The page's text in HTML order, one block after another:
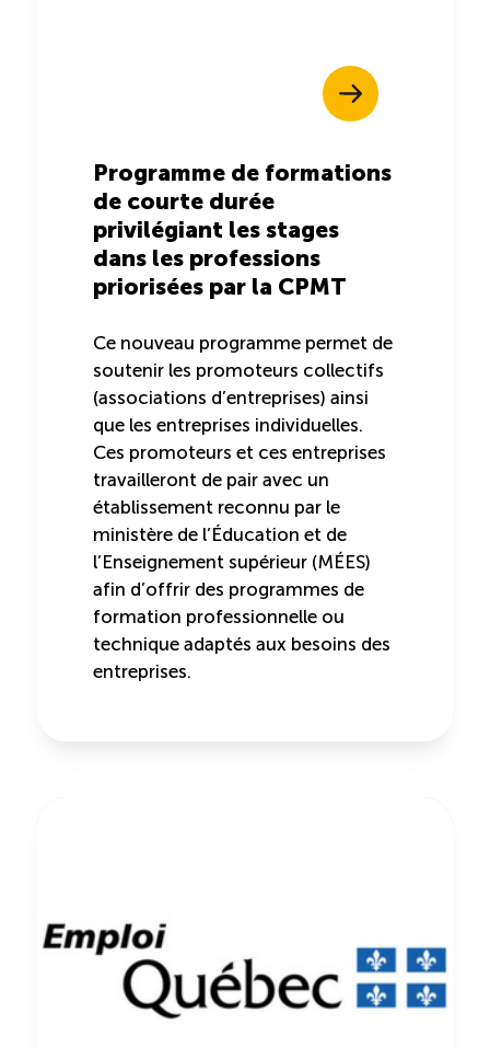
Programme de formations
de courte durée
privilégiant les stages
dans les professions
priorisées par la CPMT
Ce nouveau programme permet de
soutenir les promoteurs collectifs
(associations d’entreprises) ainsi
que les entreprises individuelles.
Ces promoteurs et ces entreprises
travailleront de pair avec un
établissement reconnu par le
ministère de l’Éducation et de
l’Enseignement supérieur (MÉES)
afin d’offrir des programmes de
formation professionnelle ou
technique adaptés aux besoins des
entreprises.